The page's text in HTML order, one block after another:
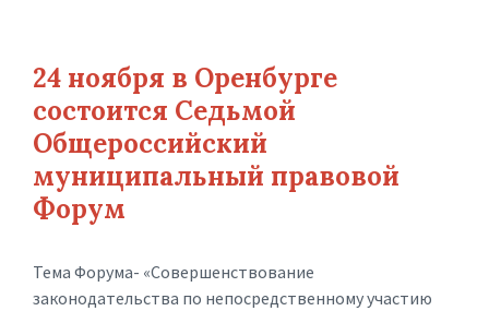
24 ноября в Оренбурге
состоится Седьмой
Общероссийский
муниципальный правовой
Форум
Тема Форума- «Совершенствование
законодательства по непосредственному участию